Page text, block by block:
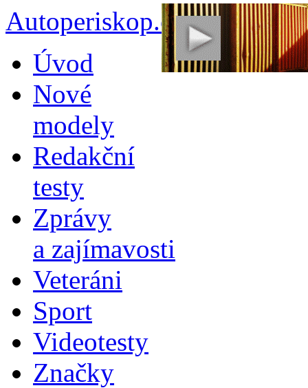
Autoperiskop.cz –
obsahu
webu
Úvod
Nové
modely
Redakční
testy
Zprávy
a zajímavosti
Veteráni
Sport
Videotesty
Značky